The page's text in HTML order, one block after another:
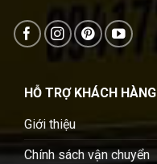
HỖ TRỢ KHÁCH HÀNG
Giới thiệu
Chính sách vận chuyển